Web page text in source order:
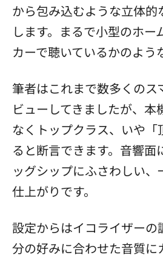
から包み込むような立体
します。まるで小型のホー
カーで聴いているかのよう
筆者はこれまで数多くのス
ビューしてきましたが、本
なくトップクラス、いや「
ると断言できます。音響面
ッグシップにふさわしい
仕上がりです。
設定からはイコライザーの
分の好みに合わせた音質に